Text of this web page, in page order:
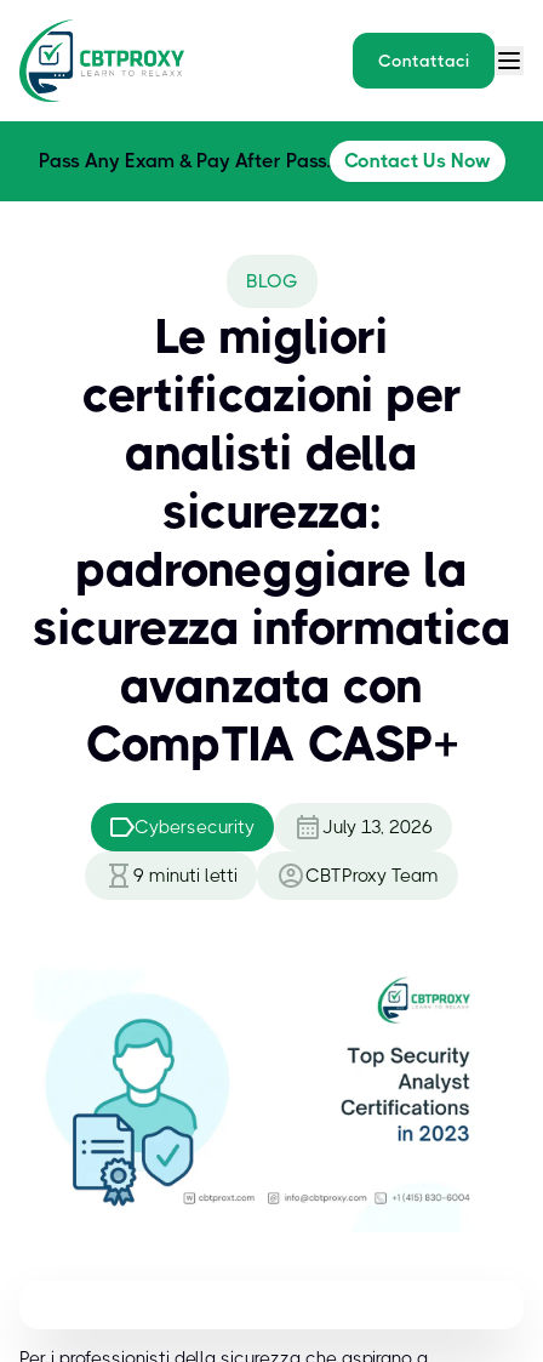
Contattaci
Pass Any Exam & Pay After Pass. Contact Us Now
BLOG
Le migliori
certificazioni per
analisti della
sicurezza:
padroneggiare la
sicurezza informatica
avanzata con
CompTIA CASP+
Cybersecurity July 13, 2026
9 minuti letti CBTProxy Team